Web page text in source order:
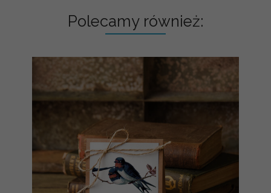
Polecamy również: